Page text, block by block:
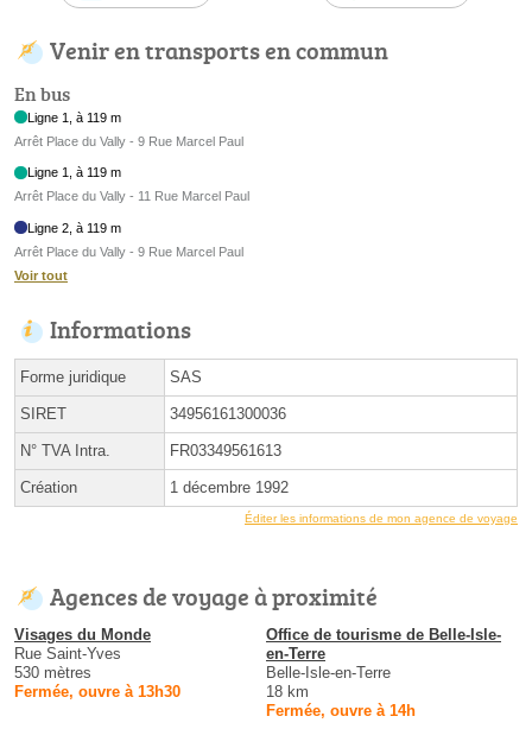
Venir en transports en commun
En bus
Ligne 1, à 119 m
Arrêt Place du Vally - 9 Rue Marcel Paul
Ligne 1, à 119 m
Arrêt Place du Vally - 11 Rue Marcel Paul
Ligne 2, à 119 m
Arrêt Place du Vally - 9 Rue Marcel Paul
Voir tout
Informations
Forme juridique SAS
SIRET 34956161300036
N° TVA Intra. FR03349561613
Création 1 décembre 1992
Éditer les informations de mon agence de voyage
Agences de voyage à proximité
Visages du Monde
Rue Saint-Yves
530 mètres
Fermée, ouvre à 13h30
Office de tourisme de Belle-Isle-
en-Terre
Belle-Isle-en-Terre
18 km
Fermée, ouvre à 14h